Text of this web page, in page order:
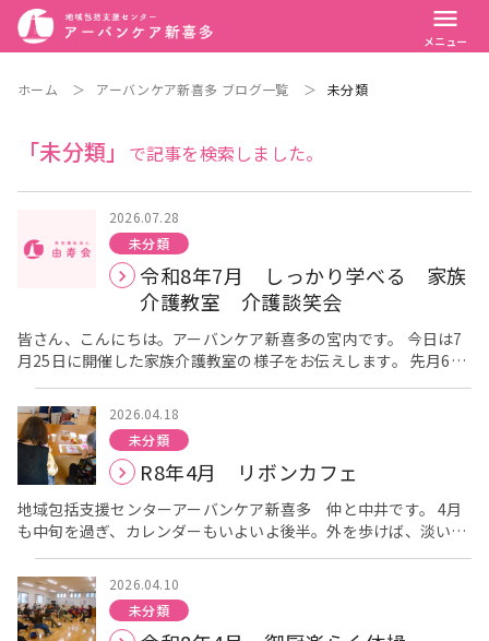
menu
メニュー
ホーム ＞ アーバンケア新喜多 ブログ一覧 ＞ 未分類
「未分類」 で記事を検索しました。
2026.07.28
未分類
令和8年7月 しっかり学べる 家族
介護教室 介護談笑会
皆さん、こんにちは。アーバンケア新喜多の宮内です。 今日は7
月25日に開催した家族介護教室の様子をお伝えします。 先月6月
27日に開催する予定でしたが、台風の影響を考慮して今月に変更
させてもらいました。 今回はヤサカ商事株式会社の方を講師にお
招きし、体成分分析測定会を行いました。 内臓脂肪レベル・身体
強度・筋肉バランスなどがわかります。 [caption
id="attachment_5809" align="alignnone" width="300"] 参
加された方は健康意識の高い方ばかりでした。[/caption] 男女
合わせて11名の方が参加されました。 まずは準備してくれた測
定機器で一人ずつ測定してもらいます。 [caption
id="attachment_5806" align="alignnone" width="300"] ス
タッフの方の説明を受け、裸足でゆっくりと測定器に上がりま
す。[/caption] [caption id="attachment_5805"
align="alignnone" width="300"] 結果が出た方は隣の人とくら
2026.04.18
未分類
R8年4月 リボンカフェ
地域包括支援センターアーバンケア新喜多 仲と中井です。 4月
も中旬を過ぎ、カレンダーもいよいよ後半。外を歩けば、淡いピ
ンク色から鮮やかな新緑へと移り変わる景色に、春の深まりを感
じる今日この頃ですが、皆様いかがお過ごしでしょうか？ 今回
は、令和8年4月18日（土）に御厨会館で開催した「リボンカフ
ェ」の様子をお伝えします。 感染症予防の観点から三密を避ける
2026.04.10
未分類